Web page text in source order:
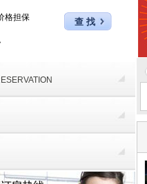
格担保